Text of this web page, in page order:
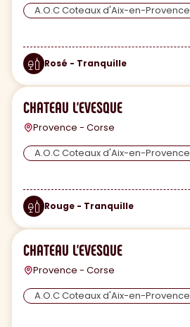
A.O.C Coteaux d'Aix-en-Provence
Rosé - Tranquille
CHATEAU L'EVESQUE
Provence - Corse
A.O.C Coteaux d'Aix-en-Provence
Rouge - Tranquille
CHATEAU L'EVESQUE
Provence - Corse
A.O.C Coteaux d'Aix-en-Provence